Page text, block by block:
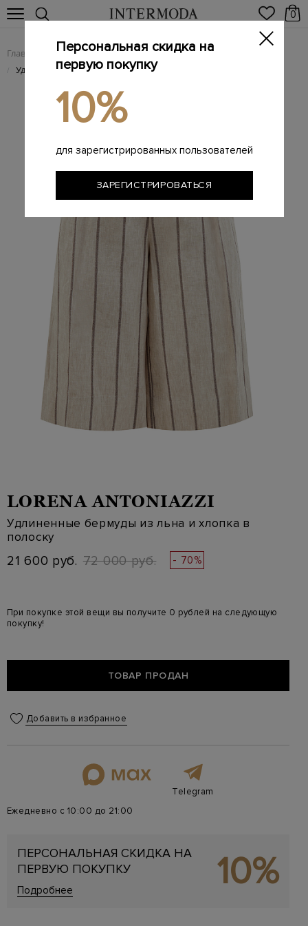
0
Главная Женщинам / Женская одежда / Женские шорты
/ Удлиненные бермуды из льна и хлопка в полоску
LORENA ANTONIAZZI
Удлиненные бермуды из льна и хлопка в
полоску
21 600 руб. 72 000 руб. - 70%
При покупке этой вещи вы получите 0 рублей на следующую
покупку!
ТОВАР ПРОДАН
Добавить в избранное
Telegram
Ежедневно с 10:00 до 21:00
ПЕРСОНАЛЬНАЯ СКИДКА НА
ПЕРВУЮ ПОКУПКУ
Подробнее 10%
Персональная скидка на
первую покупку
10%
для зарегистрированных пользователей
ЗАРЕГИСТРИРОВАТЬСЯ